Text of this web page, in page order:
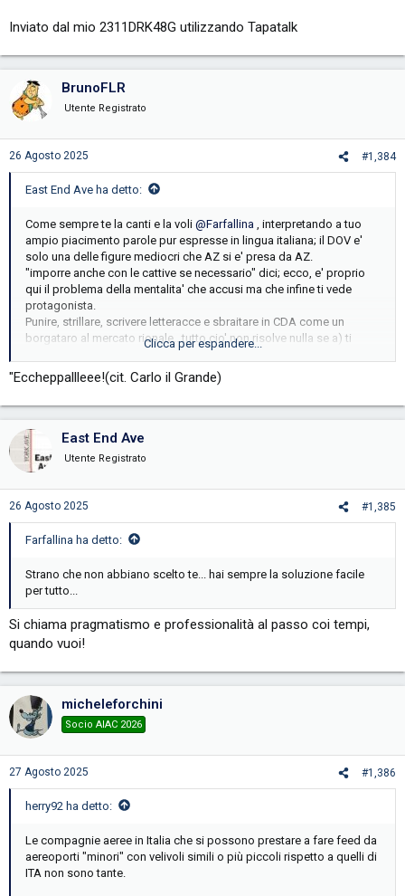
Inviato dal mio 2311DRK48G utilizzando Tapatalk
BrunoFLR
Utente Registrato
26 Agosto 2025 #1,384
East End Ave ha detto:
Come sempre te la canti e la voli @Farfallina , interpretando a tuo
ampio piacimento parole pur espresse in lingua italiana; il DOV e'
solo una delle figure mediocri che AZ si e' presa da AZ.
"imporre anche con le cattive se necessario" dici; ecco, e' proprio
qui il problema della mentalita' che accusi ma che infine ti vede
protagonista.
Punire, strillare, scrivere letteracce e sbraitare in CDA come un
borgataro al mercato rionale...tutto cio' non risolve nulla se a) ti
zavorri dello stesso personale fancazzista, management e
dipendenti b) non cambi la cultura aziendale a suon di
addestramento, training motivazionali, dialogo, crescita,
condivisione, azzeramento del rapporto gerarchico in luogo di uno
empaticamente umano basato sul rispetto dei ruoli.
Si, esatto, tutto cio' che un vettore partner gia' fa da lustri e che
spera di trovare anche altrove nelle partnership commerciali, non
mentalita' borboniche, nepostistiche e amichettiste.
Clicca per espandere...
"Eccheppallleee!(cit. Carlo il Grande)
East End Ave
Utente Registrato
26 Agosto 2025 #1,385
Farfallina ha detto:
Strano che non abbiano scelto te... hai sempre la soluzione facile
per tutto...
Si chiama pragmatismo e professionalità al passo coi tempi,
quando vuoi!
micheleforchini
Socio AIAC 2026
27 Agosto 2025 #1,386
herry92 ha detto:
Le compagnie aeree in Italia che si possono prestare a fare feed da
aereoporti "minori" con velivoli simili o più piccoli rispetto a quelli di
ITA non sono tante.